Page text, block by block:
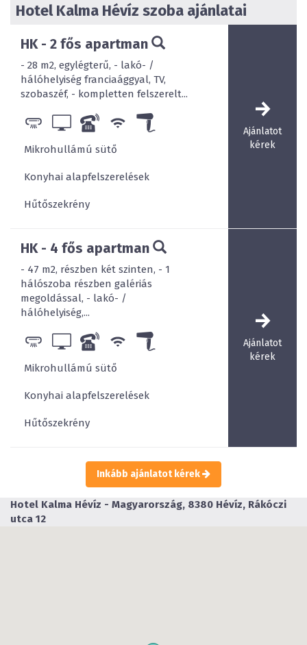
Hotel Kalma Hévíz szoba ajánlatai
HK - 2 fős apartman
- 28 m2, egylégterű, - lakó- /
hálóhelyiség franciaággyal, TV,
szobaszéf, - kompletten felszerelt...
Mikrohullámú sütő
Konyhai alapfelszerelések
Hűtőszekrény
Ajánlatot
kérek
HK - 4 fős apartman
- 47 m2, részben két szinten, - 1
hálószoba részben galériás
megoldással, - lakó- /
hálóhelyiség,...
Mikrohullámú sütő
Konyhai alapfelszerelések
Hűtőszekrény
Ajánlatot
kérek
Inkább ajánlatot kérek
Hotel Kalma Hévíz - Magyarország, 8380 Hévíz, Rákóczi
utca 12